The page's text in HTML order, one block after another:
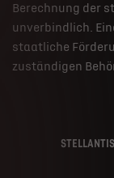
Berechnung der
unverbindlich.
staatliche
zuständigen